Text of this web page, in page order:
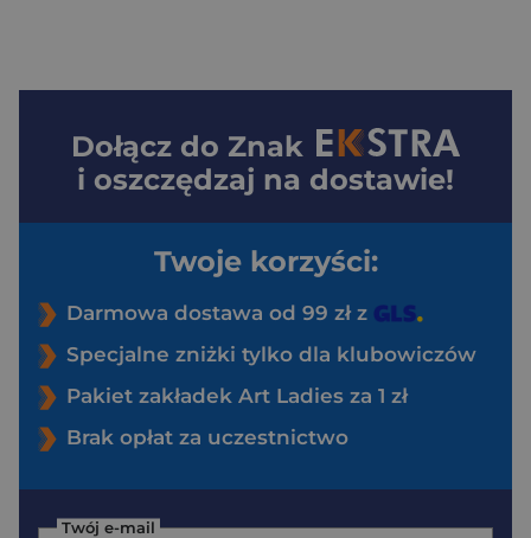
Dołącz do Znak
i oszczędzaj na dostawie!
Twoje korzyści:
Darmowa dostawa od 99 zł z
Specjalne zniżki tylko dla klubowiczów
Pakiet zakładek Art Ladies za 1 zł
Brak opłat za uczestnictwo
Twój e-mail